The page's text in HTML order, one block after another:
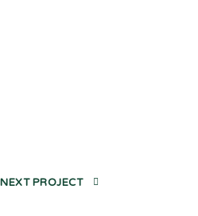
NEXT PROJECT